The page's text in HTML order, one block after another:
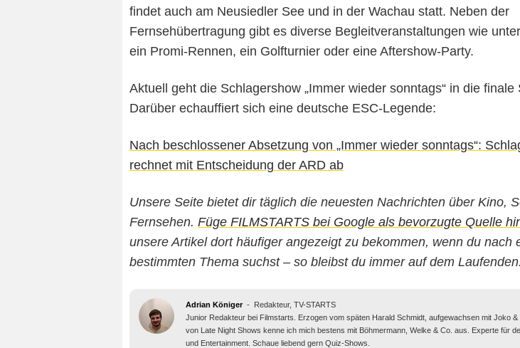
findet auch am Neusiedler See und in der Wachau statt. Neben der
Fernsehübertragung gibt es diverse Begleitveranstaltungen wie
ein Promi-Rennen, ein Golfturnier oder eine Aftershow-Party.
Aktuell geht die Schlagershow „Immer wieder sonntags“ in die finale
Darüber echauffiert sich eine deutsche ESC-Legende:
Nach beschlossener Absetzung von „Immer wieder sonntags“:
rechnet mit Entscheidung der ARD ab
Unsere Seite bietet dir täglich die neuesten Nachrichten über Kino,
Fernsehen. Füge FILMSTARTS bei Google als bevorzugte Quelle
unsere Artikel dort häufiger angezeigt zu bekommen, wenn du nach
bestimmten Thema suchst – so bleibst du immer auf dem Laufenden.
Adrian Königer -
Redakteur, TV-STARTS
Junior Redakteur bei Filmstarts. Erzogen vom späten Harald Schmidt, aufgewachsen mit Joko &
von Late Night Shows kenne ich mich bestens mit Böhmermann, Welke & Co. aus. Experte für
und Entertainment. Schaue liebend gern Quiz-Shows.